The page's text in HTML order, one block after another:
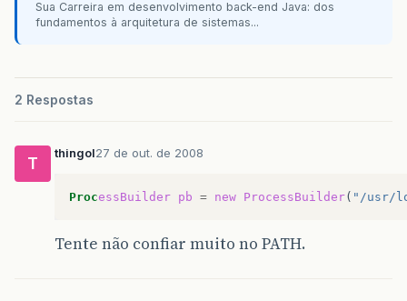
Sua Carreira em desenvolvimento back-end Java: dos
fundamentos à arquitetura de sistemas...
2 Respostas
T
thingol27 de out. de 2008
ProcessBuilder pb = new ProcessBuilder( "/usr/
Tente não confiar muito no PATH.